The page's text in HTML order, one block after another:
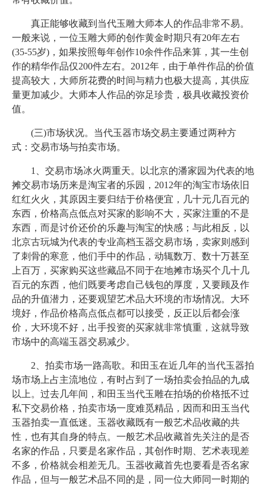
真正能够收藏到当代玉雕大师本人的作品非常不易。
一般来说，一位玉雕大师的创作黄金时期只有20年左右
(35-55岁)，如果按照每年创作10余件作品来算，其一生创
作的精华作品仅200件左右。2012年，由于单件作品的价值
提高较大，大师所花费的时间与精力也极大提高，其供应
量更加减少。大师本人作品的弥足珍贵，极具收藏投资价
值。
(三)市场状况。当代玉器市场交易主要通过两种方
式：交易市场与拍卖市场。
1、交易市场冰火两重天。以北京的潘家园为代表的地
摊交易市场历来是淘宝者的乐园，2012年的淘宝市场依旧
红红火火，其原因主要归结于价格便宜，几十元几百元的
东西，价格高点低点对买家的影响不大，买家注重的不是
东西，而是讨价还价的乐趣与淘宝的快感；与此相反，以
北京古玩城为代表的专业高档玉器交易市场，卖家则感到
了刺骨的寒意，他们手中的作品，动辄数万、数十万甚至
上百万，买家购买这些藏品不同于在地摊市场买个几十几
百元的东西，他们既要考虑自己钱包的厚度，又要顾及作
品的升值潜力，还要观望艺术品大环境的市场情况。大环
境好，作品价格高点低点都可以接受，反正以后都会涨
价，大环境不好，出手投资的买家就非常慎重，这就导致
市场中的高端玉器交易减少。
2、拍卖市场一路高歌。和田玉在近几年的当代玉器拍
场市场上占主流地位，有时占到了一场拍卖会拍品的九成
以上。过去几年间，和田玉当代玉雕在拍场的价格抵不过
私下交易价格，拍卖市场一度难觅精品，因而和田玉当代
玉器拍卖一直低迷。玉器收藏既有一般艺术品收藏的共
性，也有其自身的特点。一般艺术品收藏首先关注的是否
名家的作品，只要是名家作品，其创作时期、艺术表现差
不多，价格就会相差无几。玉器收藏首先也要看是否名家
作品，但与一般艺术品不同的是，同一位大师同一时期的